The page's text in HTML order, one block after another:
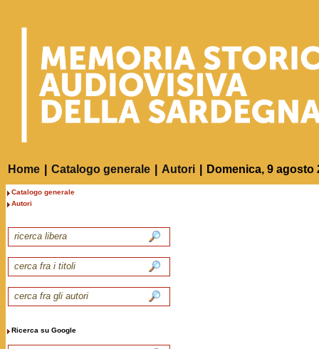
Home Catalogo generale Autori Domenica, 9 agosto
Catalogo generale
Autori
Ricerca su Google